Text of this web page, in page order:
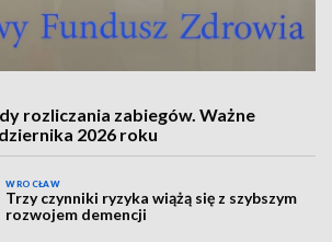
rozliczania zabiegów. Ważne
2026 roku
WROCŁAW
Trzy czynniki ryzyka wiążą się z szybszym
rozwojem demencji